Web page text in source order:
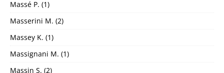
Massé P. (1)
Masserini M. (2)
Massey K. (1)
Massignani M. (1)
Massin S. (2)